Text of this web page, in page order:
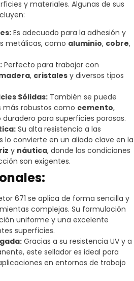
y materiales. Algunas de sus
Es adecuado para la adhesión y
metálicas, como aluminio, cobre,
Perfecto para trabajar con
, cristales y diversos tipos
Sólidas: También se puede
más robustos como cemento,
para superficies porosas.
Su alta resistencia a las
lo convierte en un aliado clave en la
y náutica, donde las condiciones
son exigentes.
671 se aplica de forma sencilla y
complejas. Su formulación
uniforme y una excelente
superficies.
Gracias a su resistencia UV y a
este sellador es ideal para
en entornos de trabajo